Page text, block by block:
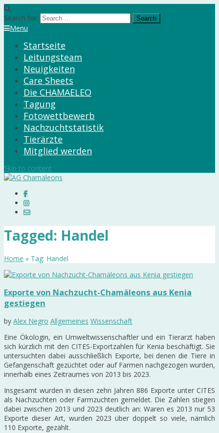
Search for:
Menu
Startseite
Leitungsteam
Neuigkeiten
Care Sheets
Die CHAMAELEO
Tagung
Fotowettbewerb
Nachzuchtstatistik
Tierärzte
Mitglied werden
Skip to content
Tagged: Handel
Home » Tag: Handel
Exporte von Nachzucht-Chamäleons aus Kenia
gestiegen
by Alex Negro Allgemeines Wissenschaft
Eine Ökologin, ein Umweltwissenschaftler und ein Tierarzt haben
sich kürzlich mit den CITES-Exportzahlen für Kenia beschäftigt. Sie
untersuchten dabei ausschließlich Exporte, bei denen die Tiere in
Gefangenschaft gezüchtet oder auf Farmen nachgezogen wurden,
innerhalb eines Zeitraumes von 2013 bis 2023.
Insgesamt wurden in diesen zehn Jahren 886 Exporte unter CITES
als Nachzuchten oder Farmzuchten gemeldet. Die Zahlen stiegen
dabei zwischen 2013 und 2023 deutlich an: Waren es 2013 nur 53
Exporte dieser Art, wurden 2023 über doppelt so viele, nämlich
110 Exporte, gezählt.